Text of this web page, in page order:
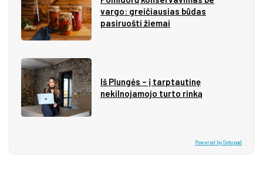
vargo: greičiausias būdas
pasiruošti žiemai
Iš Plungės – į tarptautinę
nekilnojamojo turto rinką
Powered by Setupad